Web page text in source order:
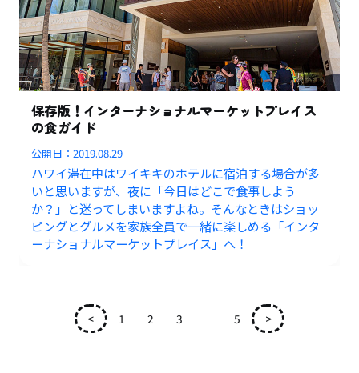
保存版！インターナショナルマーケットプレイス
の食ガイド
公開日：2019.08.29
ハワイ滞在中はワイキキのホテルに宿泊する場合が多
いと思いますが、夜に「今日はどこで食事しよう
か？」と迷ってしまいますよね。そんなときはショッ
ピングとグルメを家族全員で一緒に楽しめる「インタ
ーナショナルマーケットプレイス」へ！
< 1 2 3 5 >